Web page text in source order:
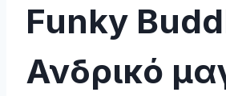
Funky
Ανδρικό